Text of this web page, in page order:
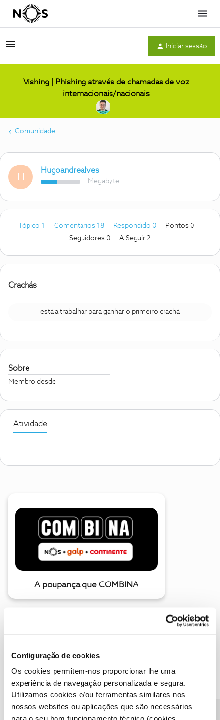
Configuração de cookies
Os cookies permitem-nos proporcionar lhe uma
experiência de navegação personalizada e segura.
Utilizamos cookies e/ou ferramentas similares nos
nossos websites ou aplicações que são necessários
para o seu bom funcionamento técnico (cookies
Menu
Iniciar sessão
Vishing | Phishing através de chamadas de voz
internacionais/nacionais
Comunidade
H
Hugoandrealves
Megabyte
Tópico 1 Comentários 18 Respondido 0
Pontos 0
Seguidores 0 A Seguir 2
Crachás
está a trabalhar para ganhar o primeiro crachá
Sobre
Membro desde
Atividade
A poupança que COMBINA
Descubra as novidades de julho